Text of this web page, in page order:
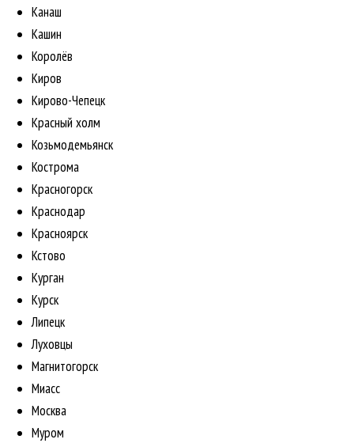
Канаш
Кашин
Королёв
Киров
Кирово-Чепецк
Красный холм
Козьмодемьянск
Кострома
Красногорск
Краснодар
Красноярск
Кстово
Курган
Курск
Липецк
Луховцы
Магнитогорск
Миасс
Москва
Муром